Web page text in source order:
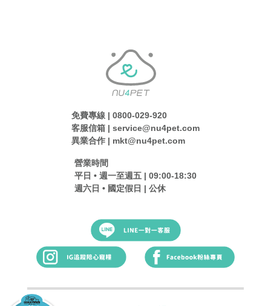
免費專線 | 0800-029-920
客服信箱 | service@nu4pet.com
異業合作 | mkt@nu4pet.com
營業時間
平日 • 週一至週五 | 09:00-18:30
週六日 • 國定假日 | 公休